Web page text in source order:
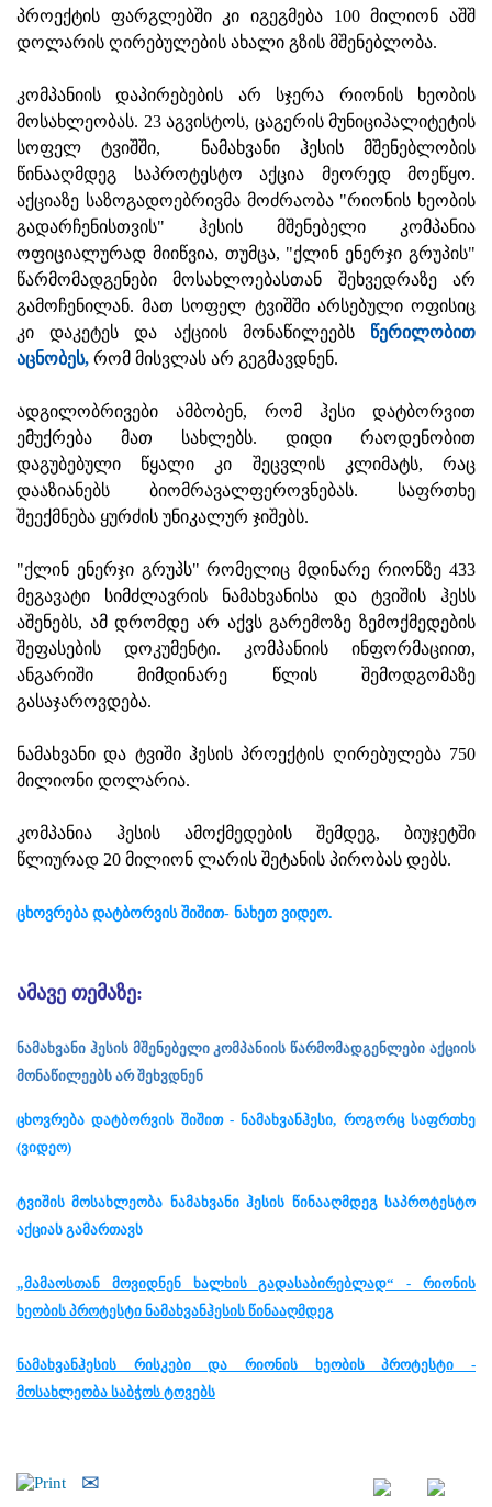
პროექტის ფარგლებში კი იგეგმება 100 მილიონ აშშ
დოლარის ღირებულების ახალი გზის მშენებლობა.
კომპანიის დაპირებების არ სჯერა რიონის ხეობის
მოსახლეობას. 23 აგვისტოს, ცაგერის მუნიციპალიტეტის
სოფელ ტვიშში, ნამახვანი ჰესის მშენებლობის
წინააღმდეგ საპროტესტო აქცია მეორედ მოეწყო.
აქციაზე საზოგადოებრივმა მოძრაობა "რიონის ხეობის
გადარჩენისთვის" ჰესის მშენებელი კომპანია
ოფიციალურად მიიწვია, თუმცა, "ქლინ ენერჯი გრუპის"
წარმომადგენები მოსახლოებასთან შეხვედრაზე არ
გამოჩენილან. მათ სოფელ ტვიშში არსებული ოფისიც
კი დაკეტეს და აქციის მონაწილეებს წერილობით
აცნობეს, რომ მისვლას არ გეგმავდნენ.
ადგილობრივები ამბობენ, რომ ჰესი დატბორვით
ემუქრება მათ სახლებს. დიდი რაოდენობით
დაგუბებული წყალი კი შეცვლის კლიმატს, რაც
დააზიანებს ბიომრავალფეროვნებას. საფრთხე
შეექმნება ყურძის უნიკალურ ჯიშებს.
"ქლინ ენერჯი გრუპს" რომელიც მდინარე რიონზე 433
მეგავატი სიმძლავრის ნამახვანისა და ტვიშის ჰესს
აშენებს, ამ დრომდე არ აქვს გარემოზე ზემოქმედების
შეფასების დოკუმენტი. კომპანიის ინფორმაციით,
ანგარიში მიმდინარე წლის შემოდგომაზე
გასაჯაროვდება.
ნამახვანი და ტვიში ჰესის პროექტის ღირებულება 750
მილიონი დოლარია.
კომპანია ჰესის ამოქმედების შემდეგ, ბიუჯეტში
წლიურად 20 მილიონ ლარის შეტანის პირობას დებს.
ცხოვრება დატბორვის შიშით- ნახეთ ვიდეო.
ამავე თემაზე:
ნამახვანი ჰესის მშენებელი კომპანიის წარმომადგენლები აქციის
მონაწილეებს არ შეხვდნენ
ცხოვრება დატბორვის შიშით - ნამახვანჰესი, როგორც საფრთხე
(ვიდეო)
ტვიშის მოსახლეობა ნამახვანი ჰესის წინააღმდეგ საპროტესტო
აქციას გამართავს
„მამაოსთან მოვიდნენ ხალხის გადასაბირებლად“ - რიონის
ხეობის პროტესტი ნამახვანჰესის წინააღმდეგ
ნამახვანჰესის რისკები და რიონის ხეობის პროტესტი -
მოსახლეობა საბჭოს ტოვებს